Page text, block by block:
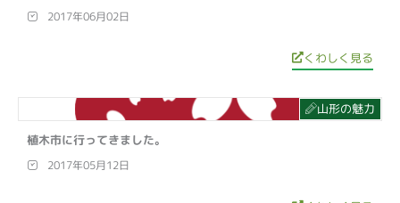
2017年06月02日
くわしく見る
山形の魅力
植木市に行ってきました。
2017年05月12日